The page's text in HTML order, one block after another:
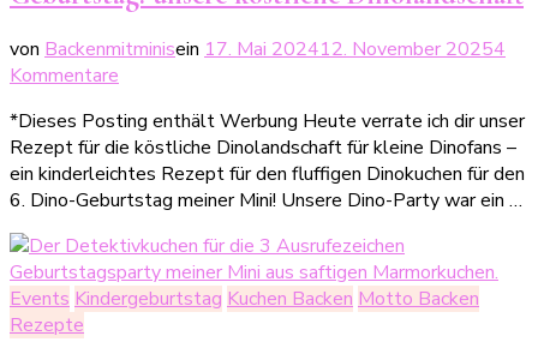
von Backenmitminisein 17. Mai 202412. November 20254
Kommentare
Dinokuchen
für
den
Dino-
Geburtstag:
unsere
köstliche
Dinolandschaft
*Dieses Posting enthält Werbung Heute verrate ich dir unser
Rezept für die köstliche Dinolandschaft für kleine Dinofans –
ein kinderleichtes Rezept für den fluffigen Dinokuchen für den
6. Dino-Geburtstag meiner Mini! Unsere Dino-Party war ein …
Events Kindergeburtstag Kuchen Backen Motto Backen
Rezepte